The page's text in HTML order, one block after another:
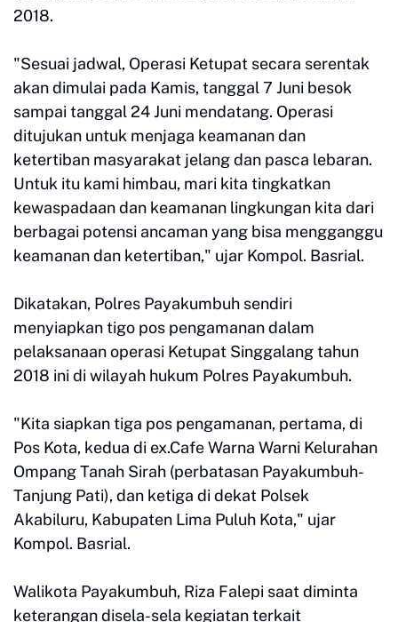
2018.
"Sesuai jadwal, Operasi Ketupat secara serentak
akan dimulai pada Kamis, tanggal 7 Juni besok
sampai tanggal 24 Juni mendatang. Operasi
ditujukan untuk menjaga keamanan dan
ketertiban masyarakat jelang dan pasca lebaran.
Untuk itu kami himbau, mari kita tingkatkan
kewaspadaan dan keamanan lingkungan kita dari
berbagai potensi ancaman yang bisa mengganggu
keamanan dan ketertiban," ujar Kompol. Basrial.
Dikatakan, Polres Payakumbuh sendiri
menyiapkan tigo pos pengamanan dalam
pelaksanaan operasi Ketupat Singgalang tahun
2018 ini di wilayah hukum Polres Payakumbuh.
"Kita siapkan tiga pos pengamanan, pertama, di
Pos Kota, kedua di ex.Cafe Warna Warni Kelurahan
Ompang Tanah Sirah (perbatasan Payakumbuh-
Tanjung Pati), dan ketiga di dekat Polsek
Akabiluru, Kabupaten Lima Puluh Kota," ujar
Kompol. Basrial.
Walikota Payakumbuh, Riza Falepi saat diminta
keterangan disela-sela kegiatan terkait